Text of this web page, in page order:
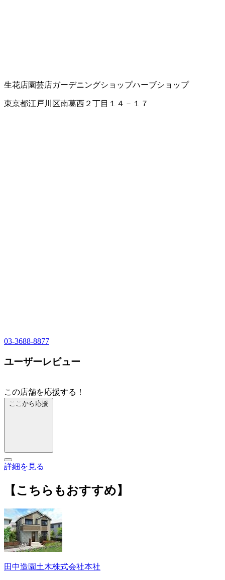
生花店園芸店ガーデニングショップハーブショップ
東京都江戸川区南葛西２丁目１４－１７
03-3688-8877
ユーザーレビュー
この店舗を応援する！
ここから応援
詳細を見る
【こちらもおすすめ】
田中造園土木株式会社本社